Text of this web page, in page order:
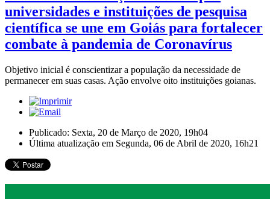
universidades e instituições de pesquisa
científica se une em Goiás para fortalecer
combate à pandemia de Coronavírus
Objetivo inicial é conscientizar a população da necessidade de
permanecer em suas casas. Ação envolve oito instituições goianas.
Publicado: Sexta, 20 de Março de 2020, 19h04
Última atualização em Segunda, 06 de Abril de 2020, 16h21